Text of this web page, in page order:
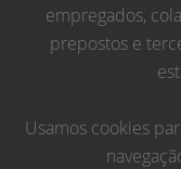
empregados,
prepostos e
Usamos cookies